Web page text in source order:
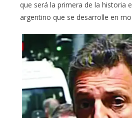
que será la primera de la historia
argentino que se desarrolle en